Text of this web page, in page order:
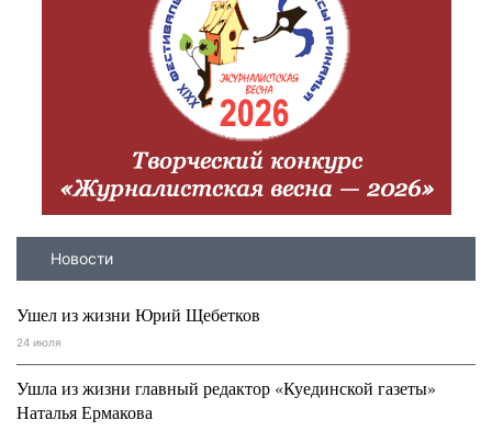
Новости
Ушел из жизни Юрий Щебетков
24 июля
Ушла из жизни главный редактор «Куединской газеты»
Наталья Ермакова